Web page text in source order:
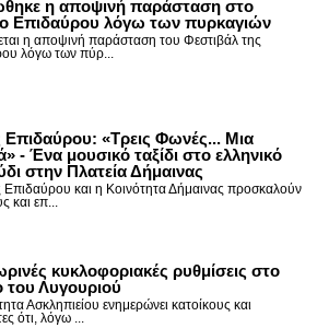
η αποψινή παράσταση στο
Επιδαύρου λόγω των πυρκαγιών
η αποψινή παράσταση του Φεστιβάλ της
λόγω των πύρ...
«Τρεις Φωνές... Μια
- Ένα μουσικό ταξίδι στο ελληνικό
στην Πλατεία Δήμαινας
και η Κοινότητα Δήμαινας προσκαλούν
και επ...
κυκλοφοριακές ρυθμίσεις στο
του Λυγουριού
Ασκληπιείου ενημερώνει κατοίκους και
ότι, λόγω ...